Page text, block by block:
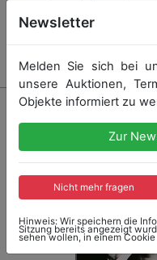
Newsletter
Melden Sie sich bei
unsere Auktionen,
Objekte informiert zu
Zur
Nicht mehr fragen
Hinweis: Wir speichern die
Sitzung bereits angezeigt
sehen wollen, in einem